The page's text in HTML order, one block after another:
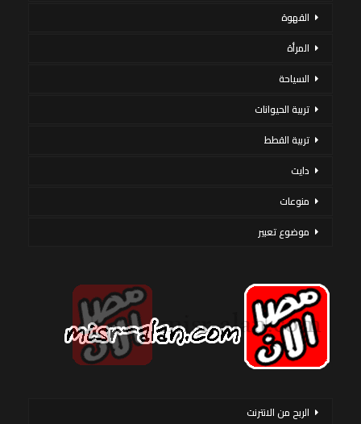
القهوة
المرأة
السياحة
تربية الحيوانات
تربية القطط
دايت
منوعات
موضوع تعبير
الربح من الانترنت